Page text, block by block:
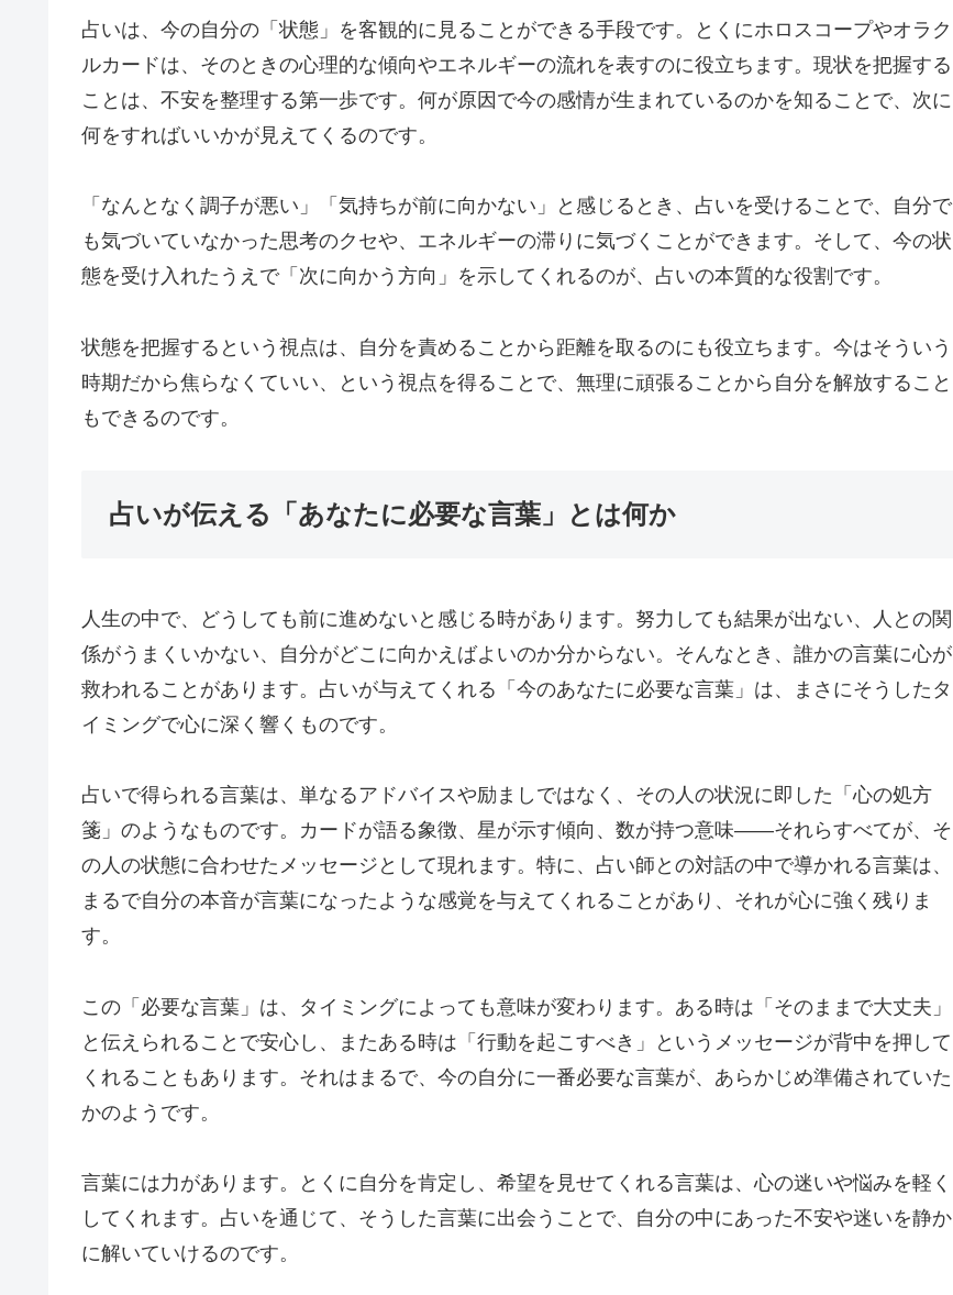
占いは、今の自分の「状態」を客観的に見ることができる手段です。とくにホロスコープやオラク
ルカードは、そのときの心理的な傾向やエネルギーの流れを表すのに役立ちます。現状を把握する
ことは、不安を整理する第一歩です。何が原因で今の感情が生まれているのかを知ることで、次に
何をすればいいかが見えてくるのです。
「なんとなく調子が悪い」「気持ちが前に向かない」と感じるとき、占いを受けることで、自分で
も気づいていなかった思考のクセや、エネルギーの滞りに気づくことができます。そして、今の状
態を受け入れたうえで「次に向かう方向」を示してくれるのが、占いの本質的な役割です。
状態を把握するという視点は、自分を責めることから距離を取るのにも役立ちます。今はそういう
時期だから焦らなくていい、という視点を得ることで、無理に頑張ることから自分を解放すること
もできるのです。
占いが伝える「あなたに必要な言葉」とは何か
人生の中で、どうしても前に進めないと感じる時があります。努力しても結果が出ない、人との関
係がうまくいかない、自分がどこに向かえばよいのか分からない。そんなとき、誰かの言葉に心が
救われることがあります。占いが与えてくれる「今のあなたに必要な言葉」は、まさにそうしたタ
イミングで心に深く響くものです。
占いで得られる言葉は、単なるアドバイスや励ましではなく、その人の状況に即した「心の処方
箋」のようなものです。カードが語る象徴、星が示す傾向、数が持つ意味――それらすべてが、そ
の人の状態に合わせたメッセージとして現れます。特に、占い師との対話の中で導かれる言葉は、
まるで自分の本音が言葉になったような感覚を与えてくれることがあり、それが心に強く残りま
す。
この「必要な言葉」は、タイミングによっても意味が変わります。ある時は「そのままで大丈夫」
と伝えられることで安心し、またある時は「行動を起こすべき」というメッセージが背中を押して
くれることもあります。それはまるで、今の自分に一番必要な言葉が、あらかじめ準備されていた
かのようです。
言葉には力があります。とくに自分を肯定し、希望を見せてくれる言葉は、心の迷いや悩みを軽く
してくれます。占いを通じて、そうした言葉に出会うことで、自分の中にあった不安や迷いを静か
に解いていけるのです。